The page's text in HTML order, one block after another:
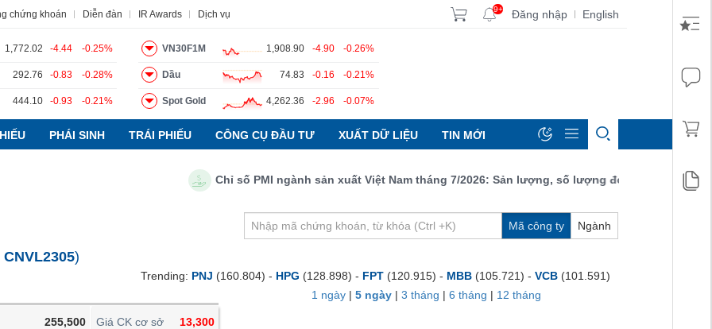
chứng khoán Diễn đàn IR Awards Dịch vụ 9+ Đăng nhập | English
1,772.02 -4.44 -0.25%
292.76 -0.83 -0.28%
444.10 -0.93 -0.21%
VN30F1M 1,908.90 -4.90 -0.26%
Dầu 74.83 -0.16 -0.21%
Spot Gold 4,262.36 -2.96 -0.07%
PHÁI SINH TRÁI PHIẾU CÔNG CỤ ĐẦU TƯ XUẤT DỮ LIỆU TIN MỚI
Chỉ số PMI ngành sản xuất Việt Nam tháng 7/2026: Sản lượng, số lượng đơn đặt hàng mới và
Mã công ty Ngành
CNVL2305)
255,500
Giá CK cơ sở
13,300
Trending: PNJ (160.804) - HPG (128.898) - FPT (120.915) - MBB (105.721) - VCB (101.591)
1 ngày | 5 ngày | 3 tháng | 6 tháng | 12 tháng
Tin tức Báo cáo phân tích Thuật ngữ Dịch vụ
VIETSTOCKFINANCE
PHÁI SINH